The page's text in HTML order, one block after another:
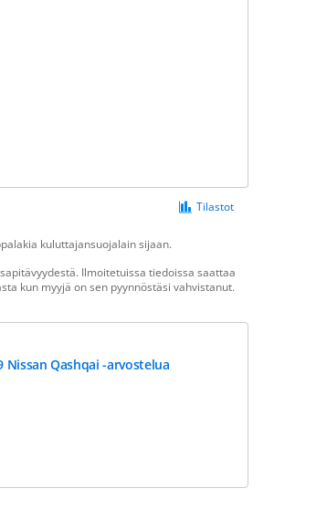
Tilastot
kuluttajansuojalain sijaan.
Ilmoitetuissa tiedoissa saattaa
kun myyjä on sen pyynnöstäsi vahvistanut.
Nissan Qashqai -arvostelua